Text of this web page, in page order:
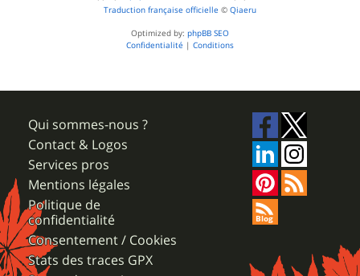
Traduction française officielle © Qiaeru
Optimized by: phpBB SEO
Confidentialité | Conditions
Qui sommes-nous ?
Contact & Logos
Services pros
Mentions légales
Politique de
confidentialité
Consentement / Cookies
Stats des traces GPX